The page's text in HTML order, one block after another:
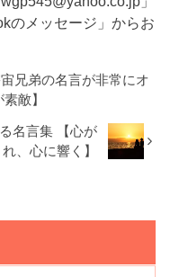
のメッセージ」からお
兄弟の名言が非常にオ
敵】
名言集 【心が
、心に響く】